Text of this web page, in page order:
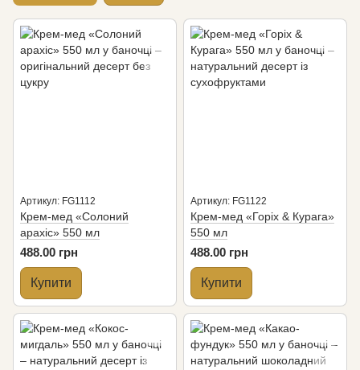
Артикул: FG1112
Крем-мед «Солоний
арахіс» 550 мл
488.00 грн
Купити
Артикул: FG1122
Крем-мед «Горіх & Курага»
550 мл
488.00 грн
Купити